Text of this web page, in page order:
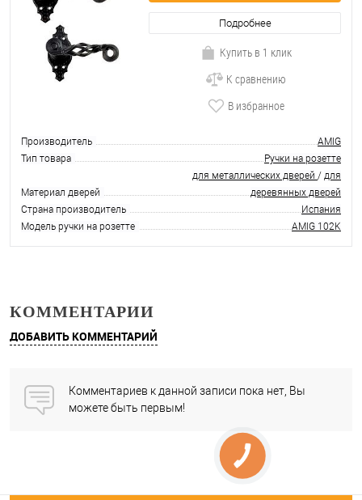
Подробнее
Купить в 1 клик
К сравнению
В избранное
Производитель
AMIG
Тип товара
Ручки на розетте
Материал дверей
для металлических дверей / для
деревянных дверей
Страна производитель
Испания
Модель ручки на розетте
AMIG 102K
КОММЕНТАРИИ
ДОБАВИТЬ КОММЕНТАРИЙ
Комментариев к данной записи пока нет, Вы
можете быть первым!